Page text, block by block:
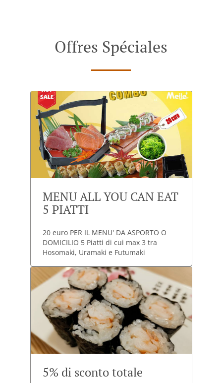
Offres Spéciales
MENU ALL YOU CAN EAT
5 PIATTI
20 euro PER IL MENU' DA ASPORTO O
DOMICILIO 5 Piatti di cui max 3 tra
Hosomaki, Uramaki e Futumaki
5% di sconto totale